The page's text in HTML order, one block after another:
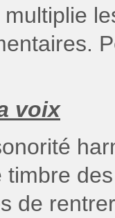
voix
timbre
de